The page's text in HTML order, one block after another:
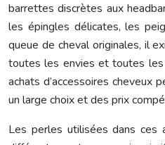
barrettes discrètes aux
les épingles délicates, les
queue de cheval originales, il
toutes les envies et toutes les
achats d’accessoires cheveux
un large choix et des prix
Les perles utilisées dans ces